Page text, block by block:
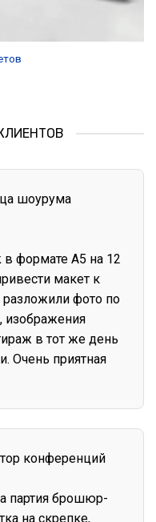
шоурума
формате А5 на 12
макет к
фото по
изображения
в тот же день
Очень приятная
конференций
партия брошюр-
на скрепке,